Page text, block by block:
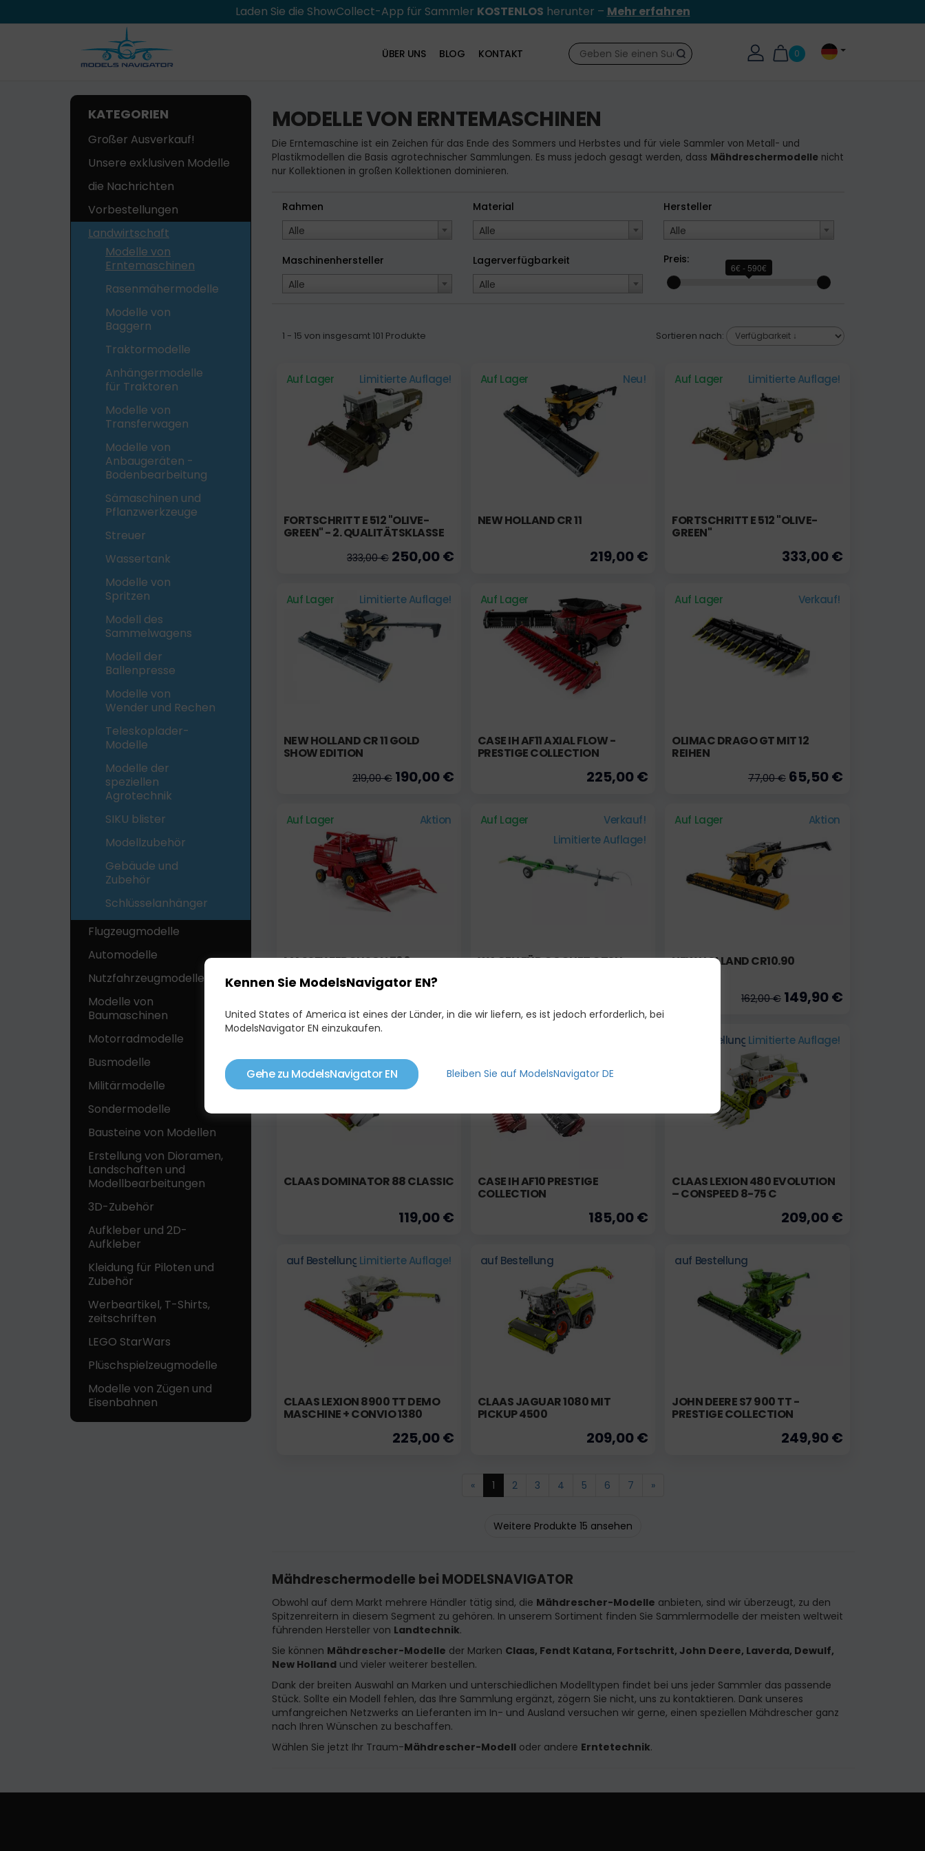
Laden Sie die ShowCollect-App für Sammler KOSTENLOS herunter – Mehr erfahren
0
Suche
ÜBER UNS BLOG KONTAKT
KATEGORIEN
Großer Ausverkauf!
Unsere exklusiven Modelle
die Nachrichten
Vorbestellungen
Landwirtschaft
Modelle von
Erntemaschinen
Rasenmähermodelle
Modelle von
Baggern
Traktormodelle
Anhängermodelle
für Traktoren
Modelle von
Transferwagen
Modelle von
Anbaugeräten -
Bodenbearbeitung
Sämaschinen und
Pflanzwerkzeuge
Streuer
Wassertank
Modelle von
Spritzen
Modell des
Sammelwagens
Modell der
Ballenpresse
Modelle von
Wender und Rechen
Teleskoplader-
Modelle
Modelle der
speziellen
Agrotechnik
SIKU blister
Modellzubehör
Gebäude und
Zubehör
Schlüsselanhänger
Flugzeugmodelle
Automodelle
Nutzfahrzeugmodelle
Modelle von
Baumaschinen
Motorradmodelle
Busmodelle
Militärmodelle
Sondermodelle
Bausteine ​​von Modellen
Erstellung von Dioramen,
Landschaften und
Modellbearbeitungen
3D-Zubehör
Aufkleber und 2D-
Aufkleber
Kleidung für Piloten und
Zubehör
Werbeartikel, T-Shirts,
zeitschriften
LEGO StarWars
Plüschspielzeugmodelle
Modelle von Zügen und
Eisenbahnen
MODELLE VON ERNTEMASCHINEN
Die Erntemaschine ist ein Zeichen für das Ende des Sommers und Herbstes und für viele Sammler von Metall- und
Plastikmodellen die Basis agrotechnischer Sammlungen. Es muss jedoch gesagt werden, dass Mähdreschermodellenicht
nur Kollektionen in großen Kollektionen dominieren.
Rahmen
Alle
Material
Alle
Hersteller
Alle
Maschinenhersteller
Alle
Lagerverfügbarkeit
Alle
Preis:
6€ - 590€
1 - 15 von insgesamt 101 Produkte Sortieren nach:
Auf Lager Limitierte Auflage!
FORTSCHRITT E 512 "OLIVE-
GREEN" - 2. QUALITÄTSKLASSE
333,00 €250,00 €
Auf Lager Neu!
NEW HOLLAND CR 11
219,00 €
Auf Lager Limitierte Auflage!
FORTSCHRITT E 512 "OLIVE-
GREEN"
333,00 €
Auf Lager Limitierte Auflage!
NEW HOLLAND CR 11 GOLD
SHOW EDITION
219,00 €190,00 €
Auf Lager
CASE IH AF11 AXIAL FLOW -
PRESTIGE COLLECTION
225,00 €
Auf Lager Verkauf!
OLIMAC DRAGO GT MIT 12
REIHEN
77,00 €65,50 €
Auf Lager Aktion
MASSEY FERGUSON 760
Auf Lager
Verkauf!
Limitierte Auflage!
WAGEN FÜR COCHET GTSH
Auf Lager Aktion
NEW HOLLAND CR10.90
162,00 €149,90 €
CLAAS DOMINATOR 88 CLASSIC
119,00 €
CASE IH AF10 PRESTIGE
COLLECTION
185,00 €
auf Bestellung Limitierte Auflage!
CLAAS LEXION 480 EVOLUTION
– CONSPEED 8-75 C
209,00 €
auf Bestellung Limitierte Auflage!
CLAAS LEXION 8900 TT DEMO
MASCHINE + CONVIO 1380
225,00 €
auf Bestellung
CLAAS JAGUAR 1080 MIT
PICKUP 4500
209,00 €
auf Bestellung
JOHN DEERE S7 900 TT -
PRESTIGE COLLECTION
249,90 €
« 1 2 3 4 5 6 7 »
Weitere Produkte 15 ansehen
Mähdreschermodelle bei MODELSNAVIGATOR
Obwohl auf dem Markt mehrere Händler tätig sind, die Mähdrescher-Modelle anbieten, sind wir überzeugt, zu den
Spitzenreitern in diesem Segment zu gehören. In unserem Sortiment finden Sie Sammlermodelle der meisten weltweit
führenden Hersteller von Landtechnik.
Sie können Mähdrescher-Modelle der Marken Claas, Fendt Katana, Fortschritt, John Deere, Laverda, Dewulf,
New Hollandund vieler weiterer bestellen.
Dank der breiten Auswahl an Marken und unterschiedlichen Modelltypen findet bei uns jeder Sammler das passende
Stück. Sollte ein Modell fehlen, das Ihre Sammlung ergänzt, zögern Sie nicht, uns zu kontaktieren. Dank unseres
umfangreichen Netzwerks an Lieferanten im In- und Ausland versuchen wir gerne, einen speziellen Mähdrescher ganz
nach Ihren Wünschen zu beschaffen.
Wählen Sie jetzt Ihr Traum-Mähdrescher-Modelloder andere Erntetechnik.
Kennen Sie ModelsNavigator EN?
United States of America ist eines der Länder, in die wir liefern, es ist jedoch erforderlich, bei
ModelsNavigator EN einzukaufen.
Gehe zu ModelsNavigator EN Bleiben Sie auf ModelsNavigator DE